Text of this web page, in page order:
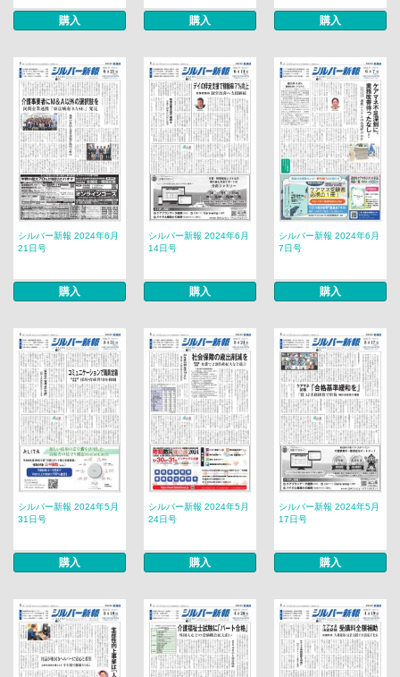
購入 購入 購入
シルバー新報 2024年6月
21日号
購入
シルバー新報 2024年6月
14日号
購入
シルバー新報 2024年6月
7日号
購入
シルバー新報 2024年5月
31日号
購入
シルバー新報 2024年5月
24日号
購入
シルバー新報 2024年5月
17日号
購入